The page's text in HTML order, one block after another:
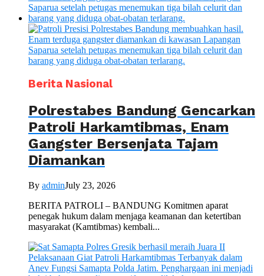
Berita Nasional
Polrestabes Bandung Gencarkan
Patroli Harkamtibmas, Enam
Gangster Bersenjata Tajam
Diamankan
By adminJuly 23, 2026
BERITA PATROLI – BANDUNG Komitmen aparat
penegak hukum dalam menjaga keamanan dan ketertiban
masyarakat (Kamtibmas) kembali...